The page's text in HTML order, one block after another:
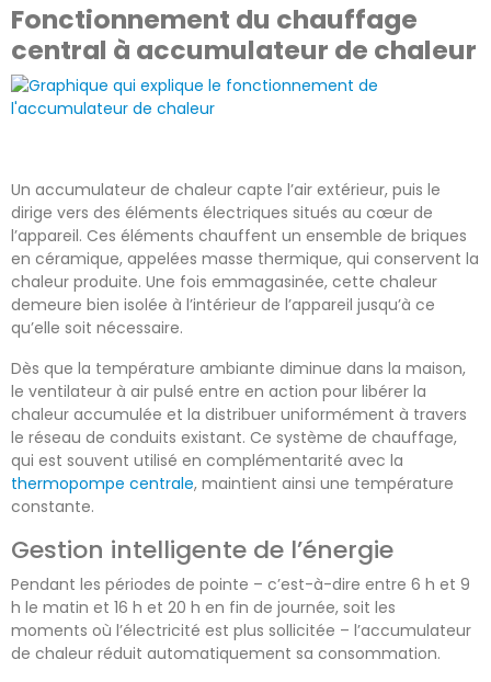
Fonctionnement du chauffage
central à accumulateur de chaleur
Un accumulateur de chaleur capte l’air extérieur, puis le
dirige vers des éléments électriques situés au cœur de
l’appareil. Ces éléments chauffent un ensemble de briques
en céramique, appelées masse thermique, qui conservent la
chaleur produite. Une fois emmagasinée, cette chaleur
demeure bien isolée à l’intérieur de l’appareil jusqu’à ce
qu’elle soit nécessaire.
Dès que la température ambiante diminue dans la maison,
le ventilateur à air pulsé entre en action pour libérer la
chaleur accumulée et la distribuer uniformément à travers
le réseau de conduits existant. Ce système de chauffage,
qui est souvent utilisé en complémentarité avec la
thermopompe centrale, maintient ainsi une température
constante.
Gestion intelligente de l’énergie
Pendant les périodes de pointe – c’est-à-dire entre 6 h et 9
h le matin et 16 h et 20 h en fin de journée, soit les
moments où l’électricité est plus sollicitée – l’accumulateur
de chaleur réduit automatiquement sa consommation.